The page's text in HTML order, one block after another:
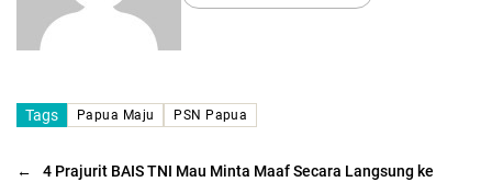
Tags Papua Maju PSN Papua
←
4 Prajurit BAIS TNI Mau Minta Maaf Secara Langsung ke